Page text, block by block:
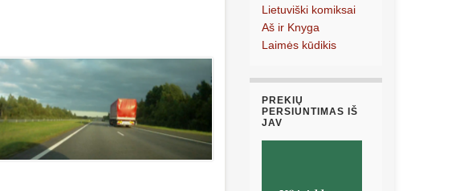
Lietuviški komiksai
Aš ir Knyga
Laimės kūdikis
PREKIŲ
PERSIUNTIMAS IŠ
JAV